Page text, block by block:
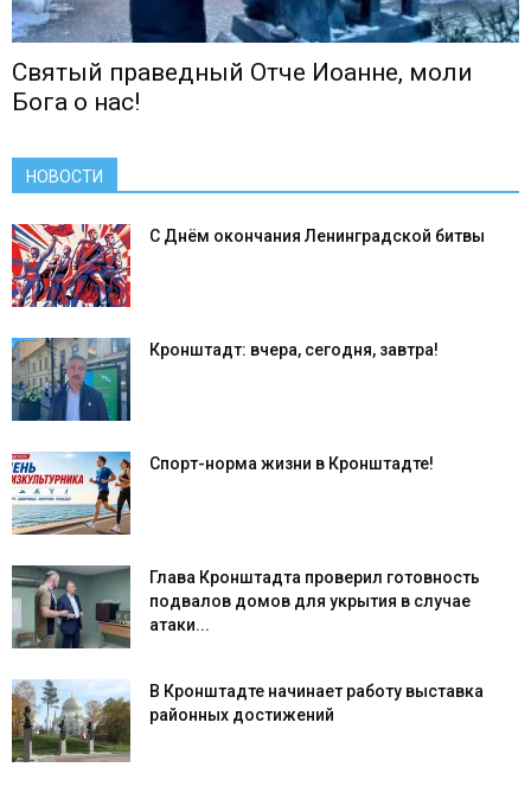
Святый праведный Отче Иоанне, моли
Бога о нас!
НОВОСТИ
С Днём окончания Ленинградской битвы
Кронштадт: вчера, сегодня, завтра!
Спорт-норма жизни в Кронштадте!
Глава Кронштадта проверил готовность
подвалов домов для укрытия в случае
атаки...
В Кронштадте начинает работу выставка
районных достижений